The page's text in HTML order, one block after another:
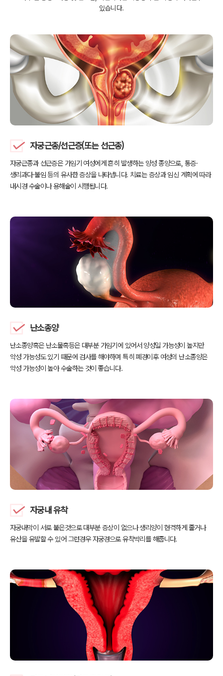
있습니다.
자궁근종/선근증(또는 선근종)
자궁근종과 선근증은 가임기 여성에게 흔히 발생하는 양성 종양으로, 통증·
생리과다·불임 등의 유사한 증상을 나타냅니다. 치료는 증상과임신 계획에 따라
내시경 수술이나 용해술이 시행됩니다.
난소종양
난소종양혹은 난소물혹등은 대부분 가임기에 있어서 양성일 가능성이높지만
악성 가능성도 있기 때문에 검사를 해야하며 특히 폐경이후여성의 난소종양은
악성 가능성이 높아 수술하는 것이 좋습니다.
자궁내 유착
자궁내막이 서로 붙은것으로 대부분 증상이 없으나생리양이 현격하게 줄거나
유산을 유발할 수 있어 그런경우자궁경으로 유착박리를 해줍니다.